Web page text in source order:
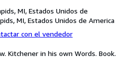
MI, Estados Unidos de
MI, Estados Unidos de America
con el vendedor
Kitchener in his own Words. Book.